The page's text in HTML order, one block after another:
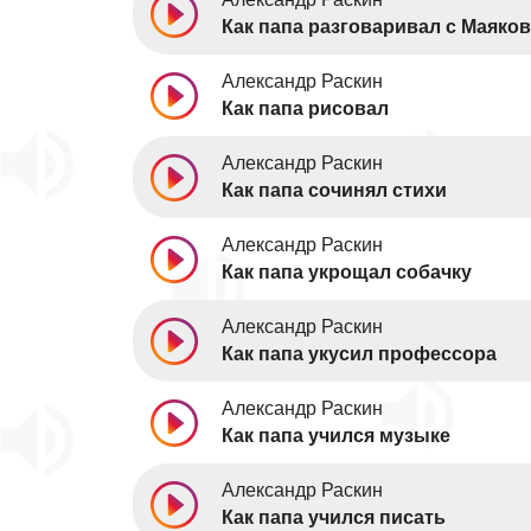
Как папа разговаривал с
Александр Раскин
Как папа рисовал
Александр Раскин
Как папа сочинял стихи
Александр Раскин
Как папа укрощал собачку
Александр Раскин
Как папа укусил профессора
Александр Раскин
Как папа учился музыке
Александр Раскин
Как папа учился писать